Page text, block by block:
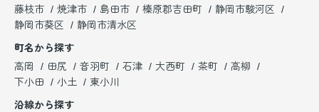
藤枝市
焼津市 島田市 榛原郡吉田町
静岡市駿河区
静岡市葵区
静岡市清水区
町名から探す
高岡
田尻 音羽町 石津 大西町 茶町
高柳
下小田
小土
東小川
沿線から探す